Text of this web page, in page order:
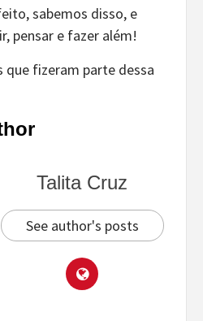
sabemos disso, e
pensar e fazer além!
fizeram parte dessa
Talita Cruz
See author's posts